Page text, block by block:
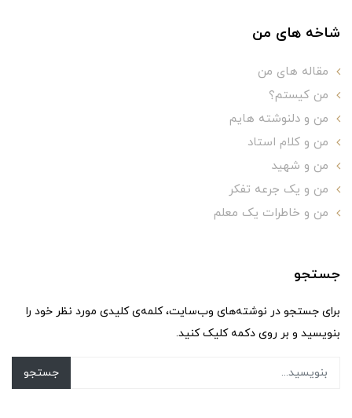
شاخه های من
مقاله های من
من کیستم؟
من و دلنوشته هایم
من و کلام استاد
من و شهید
من و یک جرعه تفکر
من و خاطرات یک معلم
جستجو
برای جستجو در نوشته‌های وب‌سایت، کلمه‌ی کلیدی مورد نظر خود را
بنویسید و بر روی دکمه کلیک کنید.
جستجو